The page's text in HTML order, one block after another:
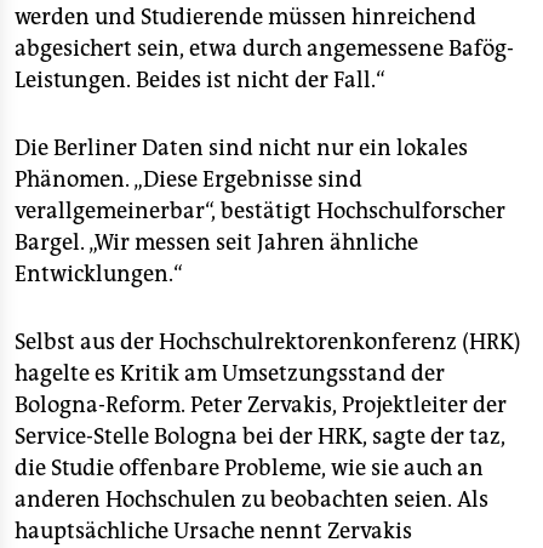
werden und Studierende müssen hinreichend
abgesichert sein, etwa durch angemessene Bafög-
Leistungen. Beides ist nicht der Fall.“
Die Berliner Daten sind nicht nur ein lokales
Phänomen. „Diese Ergebnisse sind
verallgemeinerbar“, bestätigt Hochschulforscher
Bargel. „Wir messen seit Jahren ähnliche
Entwicklungen.“
Selbst aus der Hochschulrektorenkonferenz (HRK)
hagelte es Kritik am Umsetzungsstand der
Bologna-Reform. Peter Zervakis, Projektleiter der
Service-Stelle Bologna bei der HRK, sagte der taz,
die Studie offenbare Probleme, wie sie auch an
anderen Hochschulen zu beobachten seien. Als
hauptsächliche Ursache nennt Zervakis